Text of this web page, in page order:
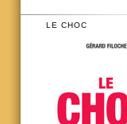
LE CHOC